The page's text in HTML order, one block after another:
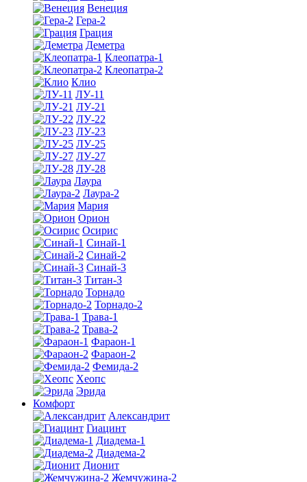
Венеция
Гера-2
Грация
Деметра
Клеопатра-1
Клеопатра-2
Клио
ЛУ-11
ЛУ-21
ЛУ-22
ЛУ-23
ЛУ-25
ЛУ-27
ЛУ-28
Лаура
Лаура-2
Мария
Орион
Осирис
Синай-1
Синай-2
Синай-3
Титан-3
Торнадо
Торнадо-2
Трава-1
Трава-2
Фараон-1
Фараон-2
Фемида-2
Хеопс
Эрида
Комфорт
Алекcандрит
Гиацинт
Диадема-1
Диадема-2
Дионит
Жемчужина-2